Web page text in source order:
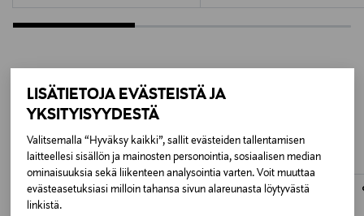
LISÄTIETOJA EVÄSTEISTÄ JA
YKSITYISYYDESTÄ
Valitsemalla “Hyväksy kaikki”, sallit evästeiden tallentamisen
laitteellesi sisällön ja mainosten personointia, sosiaalisen median
ominaisuuksia sekä liikenteen analysointia varten. Voit muuttaa
evästeasetuksiasi milloin tahansa sivun alareunasta löytyvästä
linkistä.
Valmistajan tuotenumero
Valmistaja
Bestseller Wholesale Finland Oy
Valmistajan osoite
Lars Sonckin Kaari 6, 02600 Espoo, Finland
LISÄÄ KIINNOSTAVIA
TUOTTEITA